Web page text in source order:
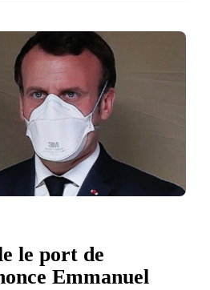
le port de
Emmanuel